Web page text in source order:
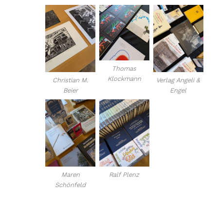
Christian M.
Beier
Thomas
Klockmann
Verlag Angeli &
Engel
Maren
Schönfeld
Ralf Plenz